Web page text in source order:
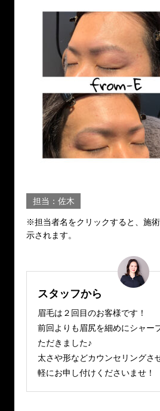
担当：佐木
※担当者名をクリックすると、施
示されます。
スタッフから
眉毛は２回目のお客様です！
前回よりも眉尻を細めにシャー
ただきました♪
太さや形などカウンセリングさ
軽にお申し付けくださいませ！